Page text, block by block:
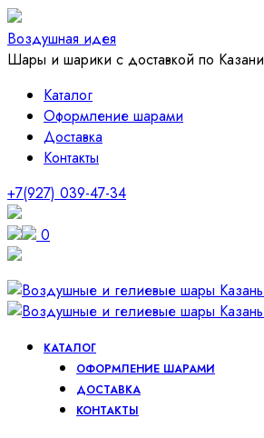
Воздушная идея
Шары и шарики с доставкой по Казани
Каталог
Оформление шарами
Доставка
Контакты
+7(927) 039-47-34
0
КАТАЛОГ
ОФОРМЛЕНИЕ ШАРАМИ
ДОСТАВКА
КОНТАКТЫ